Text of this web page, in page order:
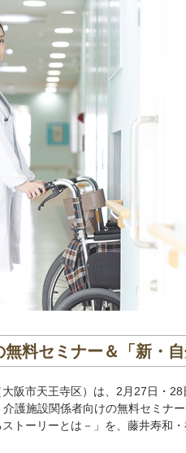
料セミナー＆「新・
阪市天王寺区）は、2月27日・28
護施設関係者向けの無料セミナ
トーリーとは－」を、藤井寿和